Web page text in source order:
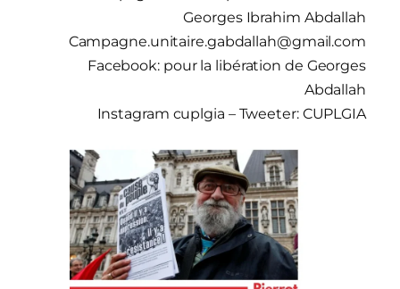
Georges Ibrahim Abdallah
Campagne.unitaire.gabdallah@gmail.com
Facebook: pour la libération de Georges
Abdallah
Instagram cuplgia – Tweeter: CUPLGIA